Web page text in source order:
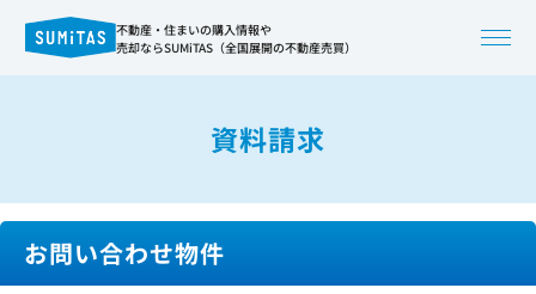
不動産・住まいの購入情報や
売却ならSUMiTAS（全国展開の不動産売買）
資料請求
お問い合わせ物件